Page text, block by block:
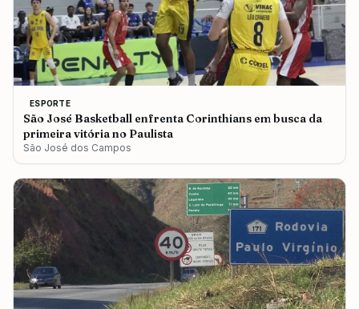
ESPORTE
São José Basketball enfrenta Corinthians em busca da
primeira vitória no Paulista
São José dos Campos